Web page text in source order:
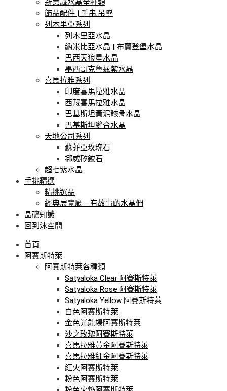
新意識水晶全種類
飾品配件 | 手串.吊墜
列木里亞系列
列木里亞水晶
納米比亞水晶 | 布蘭登堡水晶
巴西天狼星水晶
墨西哥克魯茲紫水晶
喜馬拉雅系列
印度喜馬拉雅水晶
西藏喜馬拉雅水晶
巴基斯坦黃泥骸骨水晶
巴基斯坦縫合水晶
天地公司系列
蘇菲亞玫瑰石
挪威矽鈹石
超七紫水晶
手挑精選
精挑選品
經典展覽廳－有故事的水晶們
晶礦知識
回到沐空間
首頁
阿賽斯特萊
阿賽斯特萊各種類
Satyaloka Clear 阿賽斯特萊
Satyaloka Rose 阿賽斯特萊
Satyaloka Yellow 阿賽斯特萊
白色阿賽斯特萊
金色光能場阿賽斯特萊
沙之玫瑰阿賽斯特萊
喜馬拉雅黃金阿賽斯特萊
喜馬拉雅紅金阿賽斯特萊
紅火阿賽斯特萊
粉色阿賽斯特萊